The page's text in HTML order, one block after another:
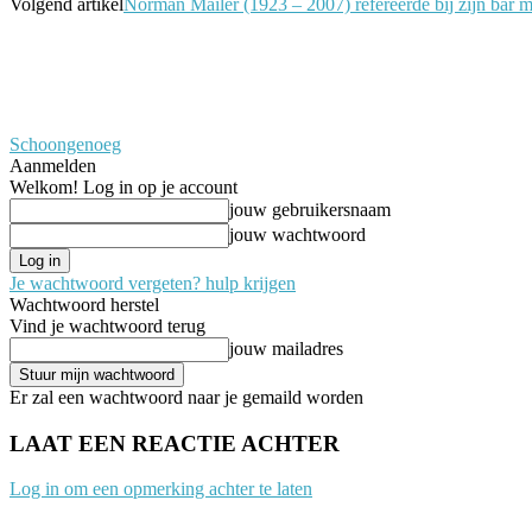
Schoongenoeg
Aanmelden
Welkom! Log in op je account
jouw gebruikersnaam
jouw wachtwoord
Je wachtwoord vergeten? hulp krijgen
Wachtwoord herstel
Vind je wachtwoord terug
jouw mailadres
Er zal een wachtwoord naar je gemaild worden
LAAT EEN REACTIE ACHTER
Log in om een opmerking achter te laten